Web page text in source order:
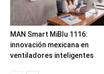
MAN Smart MiBlu 1116:
innovación mexicana en
ventiladores inteligentes